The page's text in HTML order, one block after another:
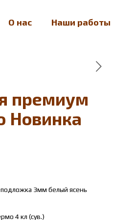
О нас Наши работы
премиум
Новинка
3мм белый ясень
4 кл (сув.)